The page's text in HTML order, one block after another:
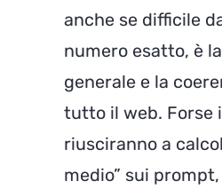
anche se difficile
numero esatto, è
generale e la
tutto il web. Forse
riusciranno a
medio” sui